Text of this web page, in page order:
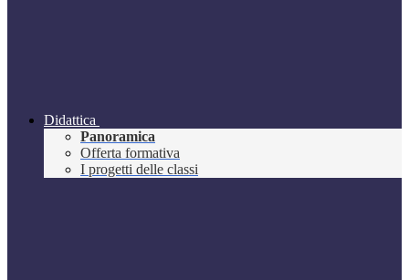
Didattica
Panoramica
Offerta formativa
I progetti delle classi